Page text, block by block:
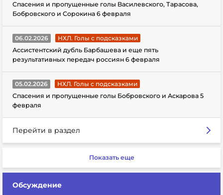
Спасения и пропущенные голы Василевского, Тарасова,
Бобровского и Сорокина 6 февраля
06.02.2026
НХЛ. Голы с подсказками
Ассистентский дубль Барбашева и еще пять
результативных передач россиян 6 февраля
05.02.2026
НХЛ. Голы с подсказками
Спасения и пропущенные голы Бобровского и Аскарова 5
февраля
Перейти в раздел
Показать еще
Обсуждение